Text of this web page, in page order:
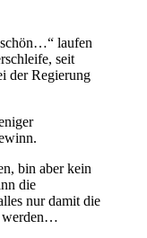
laufen
seit
der Regierung
bin aber kein
die
nur damit die
werden…